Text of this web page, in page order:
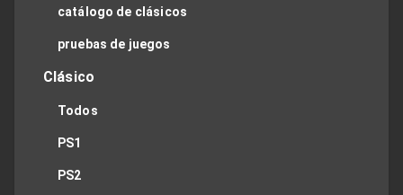
catálogo de clásicos
pruebas de juegos
Clásico
Todos
PS1
PS2